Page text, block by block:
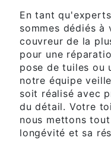
En tant
sommes dédiés
couvreur de la
pour une
pose de tuiles ou
notre équipe
soit réalisé avec
du détail. Votre
nous mettons
longévité et sa